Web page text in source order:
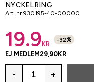
NYCKELRING
Art. nr 930195-40-00000
19.9 KR
-32%
EJ MEDLEM29,90KR
- +